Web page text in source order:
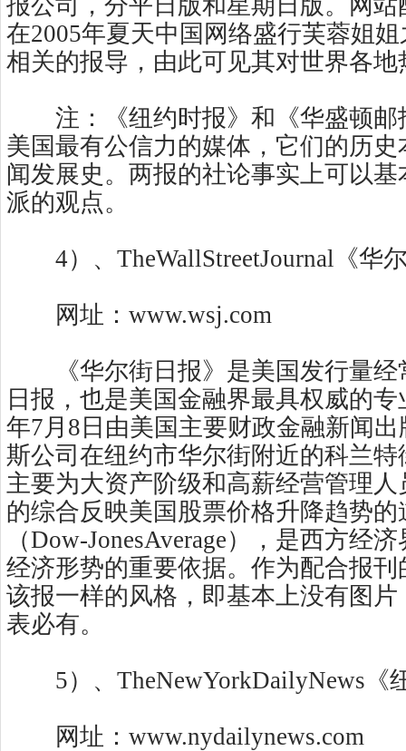
报公司，分平日版和星期日版。网
在2005年夏天中国网络盛行芙蓉姐
相关的报导，由此可见其对世界各
注：《纽约时报》和《华盛顿邮
美国最有公信力的媒体，它们的历
闻发展史。两报的社论事实上可以
派的观点。
4）、TheWallStreetJournal《华
网址：www.wsj.com
《华尔街日报》是美国发行量经
日报，也是美国金融界最具权威的
年7月8日由美国主要财政金融新闻出
斯公司在纽约市华尔街附近的科兰
主要为大资产阶级和高薪经营管理
的综合反映美国股票价格升降趋势
（Dow-JonesAverage），是西方经
经济形势的重要依据。作为配合报
该报一样的风格，即基本上没有图
表必有。
5）、TheNewYorkDailyNews《
网址：www.nydailynews.com